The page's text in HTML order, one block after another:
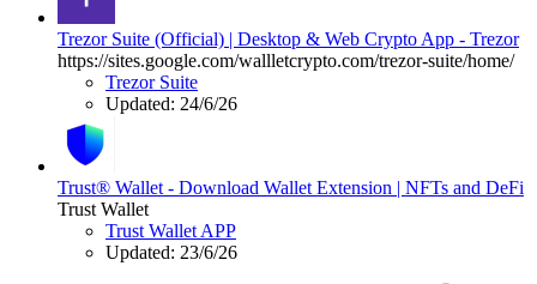
Trezor Suite (Official) | Desktop & Web Crypto App - Trezor
https://sites.google.com/wallletcrypto.com/trezor-suite/home/
Trezor Suite
Updated: 24/6/26
Trust® Wallet - Download Wallet Extension | NFTs and DeFi
Trust Wallet
Trust Wallet APP
Updated: 23/6/26